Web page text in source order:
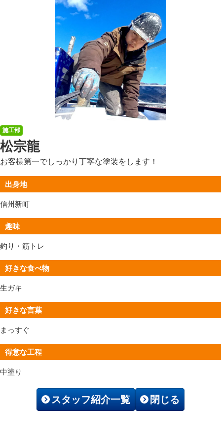
施工部
松宗龍
お客様第一でしっかり丁寧な塗装をします！
出身地
信州新町
趣味
釣り・筋トレ
好きな食べ物
生ガキ
好きな言葉
まっすぐ
得意な工程
中塗り
スタッフ紹介一覧 閉じる